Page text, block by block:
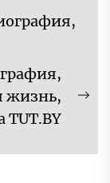
жизнь,